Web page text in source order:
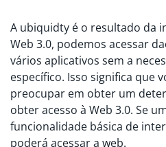
A ubiquidty é o resultado da
Web 3.0, podemos acessar
vários aplicativos sem a
específico. Isso significa que
preocupar em obter um
obter acesso à Web 3.0. Se
funcionalidade básica de
poderá acessar a web.